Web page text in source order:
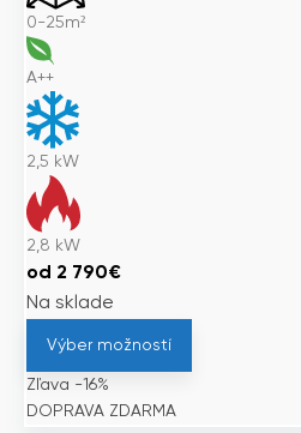
0-25m²
A++
2,5 kW
2,8 kW
od 2 790€
Na sklade
Výber možností
Zľava -16%
DOPRAVA ZDARMA